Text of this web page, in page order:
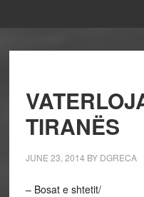
TIRANËS
JUNE 23, 2014 BY DGRECA
– Bosat e shtetit/